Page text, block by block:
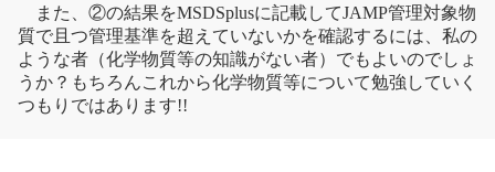
また、②の結果をMSDSplusに記載してJAMP管理対象物
質で且つ管理基準を超えていないかを確認するには、私の
ような者（化学物質等の知識がない者）でもよいのでしょ
うか？もちろんこれから化学物質等について勉強していく
つもりではあります!!